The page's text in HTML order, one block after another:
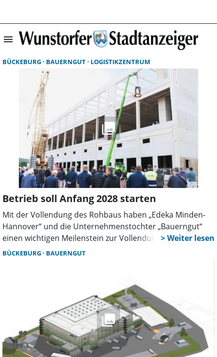
menu
BÜCKEBURG BAUERNGUT LOGISTIKZENTRUM
Betrieb soll Anfang 2028 starten
Mit der Vollendung des Rohbaus haben „Edeka Minden-
Hannover“ und die Unternehmenstochter „Bauerngut“
einen wichtigen Meilenstein zur Vollendung des neuen
Logistikzentrums am Standort Bückeburg vollzogen. Beim
hervor, das Investitionen von rund 180 Millionen Euro
BÜCKEBURG BAUERNGUT